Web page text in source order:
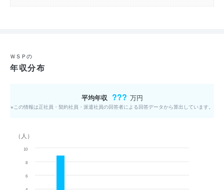
ＷＳＰの
年収分布
平均年収 ??? 万円
※この情報は正社員・契約社員・派遣社員の回答者による回答データから算出しています。
（人）
6
8
10